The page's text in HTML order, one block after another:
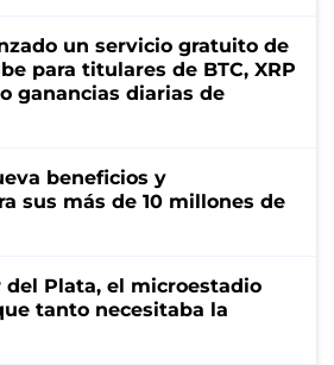
un servicio gratuito de
para titulares de BTC, XRP
ganancias diarias de
beneficios y
sus más de 10 millones de
del Plata, el microestadio
tanto necesitaba la